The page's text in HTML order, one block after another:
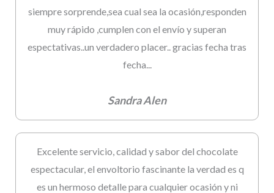
siempre sorprende,sea cual sea la ocasión,responden
muy rápido ,cumplen con el envío y superan
espectativas..un verdadero placer.. gracias fecha tras
fecha...
Sandra Alen
Excelente servicio, calidad y sabor del chocolate
espectacular, el envoltorio fascinante la verdad es q
es un hermoso detalle para cualquier ocasión y ni